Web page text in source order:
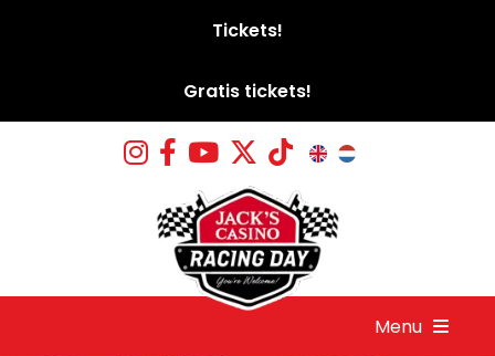
Tickets!
Gratis tickets!
Menu